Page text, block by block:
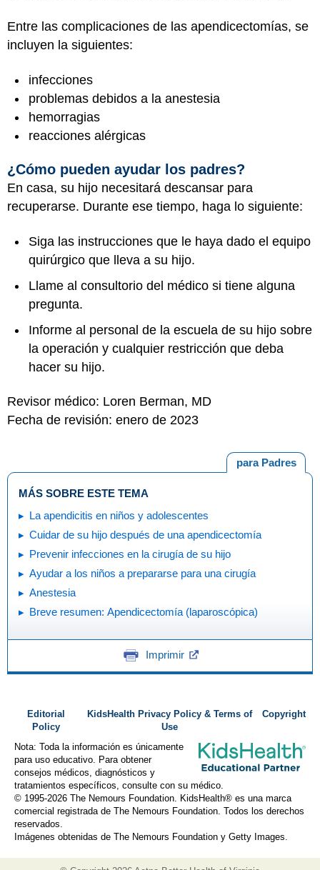
Entre las complicaciones de las apendicectomías, se
incluyen la siguientes:
infecciones
problemas debidos a la anestesia
hemorragias
reacciones alérgicas
¿Cómo pueden ayudar los padres?
En casa, su hijo necesitará descansar para
recuperarse. Durante ese tiempo, haga lo siguiente:
Siga las instrucciones que le haya dado el equipo
quirúrgico que lleva a su hijo.
Llame al consultorio del médico si tiene alguna
pregunta.
Informe al personal de la escuela de su hijo sobre
la operación y cualquier restricción que deba
hacer su hijo.
Revisor médico: Loren Berman, MD
Fecha de revisión: enero de 2023
para Padres
MÁS SOBRE ESTE TEMA
La apendicitis en niños y adolescentes
Cuidar de su hijo después de una apendicectomía
Prevenir infecciones en la cirugía de su hijo
Ayudar a los niños a prepararse para una cirugía
Anestesia
Breve resumen: Apendicectomía (laparoscópica)
Imprimir
Editorial
Policy
KidsHealth Privacy Policy & Terms of
Use
Copyright
Nota: Toda la información es únicamente
para uso educativo. Para obtener
consejos médicos, diagnósticos y
tratamientos específicos, consulte con su médico.
© 1995-2026 The Nemours Foundation. KidsHealth® es una marca
comercial registrada de The Nemours Foundation. Todos los derechos
reservados.
Imágenes obtenidas de The Nemours Foundation y Getty Images.